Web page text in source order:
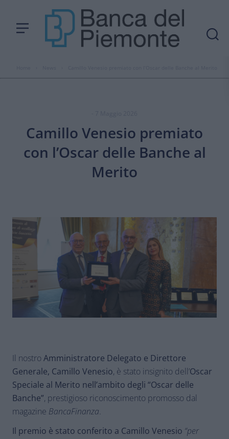
Camillo Venesio premiato
con l’Oscar delle Banche al
Merito
Il nostroAmministratore Delegato e Direttore
Generale, Camillo Venesio, è stato insignito dell’Oscar
Speciale al Merito nell’ambito degli “Oscar delle
Banche”, prestigioso riconoscimento promosso dal
magazine BancaFinanza.
Il premio è stato conferito a Camillo Venesio “per